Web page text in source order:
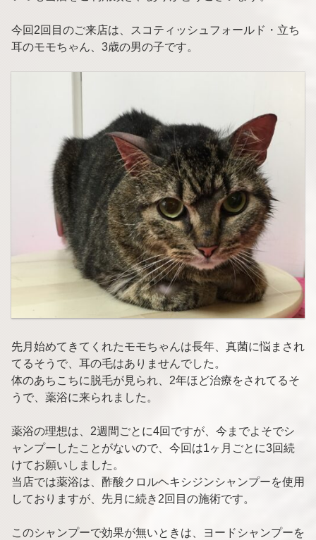
今回2回目のご来店は、スコティッシュフォールド・立ち
耳のモモちゃん、3歳の男の子です。
先月始めてきてくれたモモちゃんは長年、真菌に悩まされ
てるそうで、耳の毛はありませんでした。
体のあちこちに脱毛が見られ、2年ほど治療をされてるそ
うで、薬浴に来られました。
薬浴の理想は、2週間ごとに4回ですが、今までよそでシ
ャンプーしたことがないので、今回は1ヶ月ごとに3回続
けてお願いしました。
当店では薬浴は、酢酸クロルヘキシジンシャンプーを使用
しておりますが、先月に続き2回目の施術です。
このシャンプーで効果が無いときは、ヨードシャンプーを